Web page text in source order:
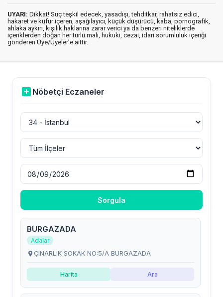
UYARI: Dikkat! Suç teşkil edecek, yasadışı, tehditkar, rahatsız edici,
hakaret ve küfür içeren, aşağılayıcı, küçük düşürücü, kaba, pornografik,
ahlaka aykırı, kişilik haklarına zarar verici ya da benzeri niteliklerde
içeriklerden doğan her türlü mali, hukuki, cezai, idari sorumluluk içeriği
gönderen Üye/Üyeler’e aittir.